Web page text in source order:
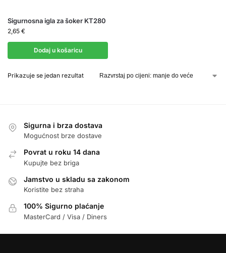
Sigurnosna igla za šoker KT280
2,65 €
Dodaj u košaricu
Prikazuje se jedan rezultat
Sigurna i brza dostava
Mogućnost brze dostave
Povrat u roku 14 dana
Kupujte bez briga
Jamstvo u skladu sa zakonom
Koristite bez straha
100% Sigurno plaćanje
MasterCard / Visa / Diners